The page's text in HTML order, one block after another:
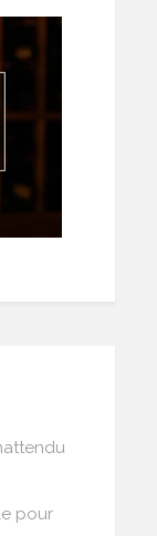
pour